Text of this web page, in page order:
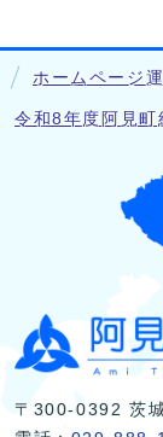
ホームページ
令和8年度阿見町
〒300-0392 茨